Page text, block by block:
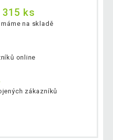
315 ks
na skladě
online
zákazníků